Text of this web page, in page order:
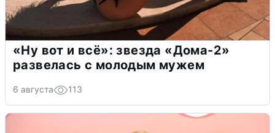
«Ну вот и всё»: звезда «Дома-2»
развелась с молодым мужем
6 августа 113